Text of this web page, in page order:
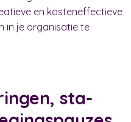
en kosteneffectieve
in je organisatie te
sta-